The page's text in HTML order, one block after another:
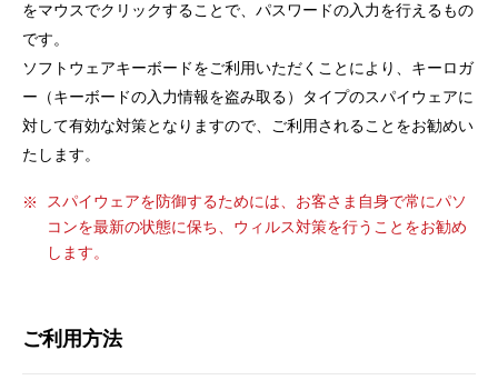
メリット
機能・サービス
セキュリティ
使い方
をマウスでクリックすることで、パスワードの入力を行えるもの
です。
ソフトウェアキーボードをご利用いただくことにより、キーロガ
ー（キーボードの入力情報を盗み取る）タイプのスパイウェアに
対して有効な対策となりますので、ご利用されることをお勧めい
たします。
スパイウェアを防御するためには、お客さま自身で常にパソ
コンを最新の状態に保ち、ウィルス対策を行うことをお勧め
します。
ご利用方法